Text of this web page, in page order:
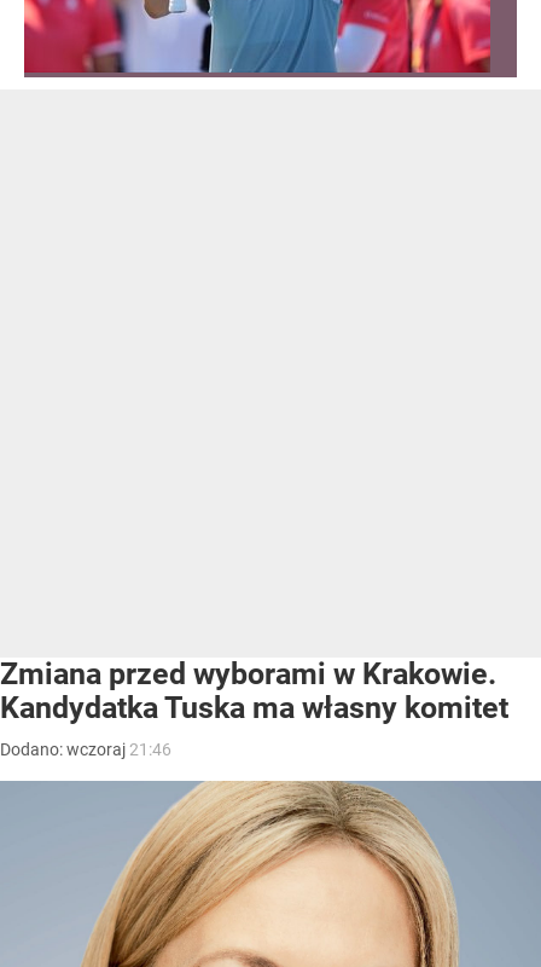
Zmiana przed wyborami w Krakowie.
Kandydatka Tuska ma własny komitet
Dodano:wczoraj 21:46